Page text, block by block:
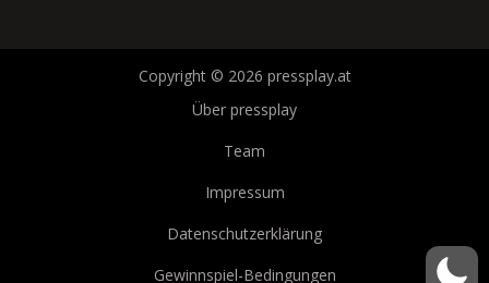
Copyright © 2026 pressplay.at
Über pressplay
Team
Impressum
Datenschutzerklärung
Gewinnspiel-Bedingungen